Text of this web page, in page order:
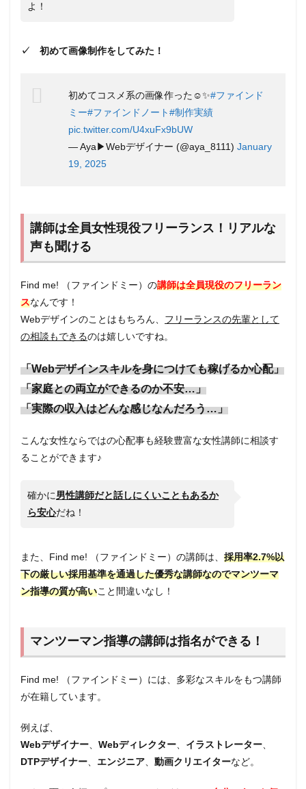
me!
ー）】
Zealox
よ！
✓ 初めて画像制作をしてみた！
初めてコスメ系の画像作った☺️✨#ファインド
ミー#ファインドノート#制作実績
pic.twitter.com/U4xuFx9bUW
— Aya▶︎Webデザイナー (@aya_8111) January
19, 2025
講師は全員女性現役フリーランス！リアルな
声も聞ける
Find me! （ファインドミー）の講師は全員現役のフリーラン
スなんです！
Webデザインのことはもちろん、 フリーランスの先輩として
の相談もできるのは嬉しいですね。
「Webデザインスキルを身につけても稼げるか心配」
「家庭との両立ができるのか不安…」
「実際の収入はどんな感じなんだろう…」
こんな女性ならではの心配事も経験豊富な女性講師に相談す
ることができます♪
確かに男性講師だと話しにくいこともあるか
ら安心だね！
また、Find me! （ファインドミー）の講師は、 採用率2.7%以
下の厳しい採用基準を通過した優秀な講師なのでマンツーマ
ン指導の質が高いこと間違いなし！
マンツーマン指導の講師は指名ができる！
Find me! （ファインドミー）には、多彩なスキルをもつ講師
が在籍しています。
例えば、
Webデザイナー、 Webディレクター、 イラストレーター、
DTPデザイナー、 エンジニア、 動画クリエイターなど。